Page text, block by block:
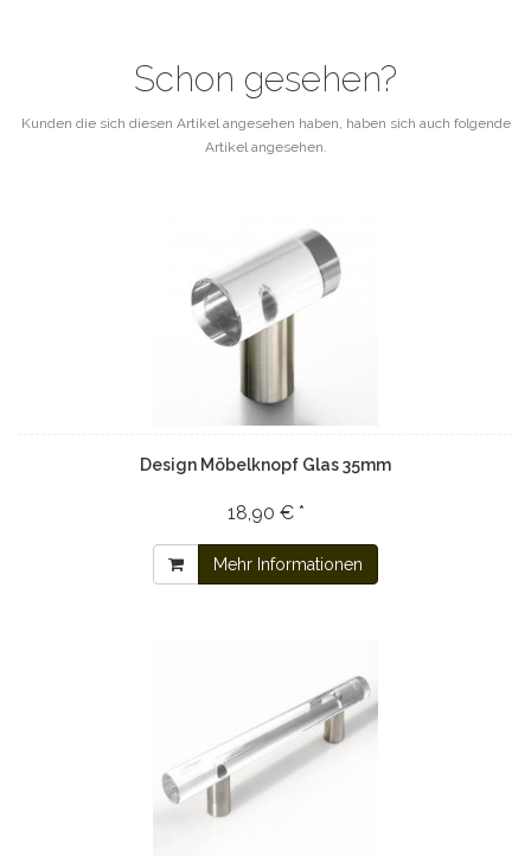
Schon gesehen?
Kunden die sich diesen Artikel angesehen haben, haben sich auch folgende
Artikel angesehen.
Design Möbelknopf Glas 35mm
18,90 € *
Mehr Informationen